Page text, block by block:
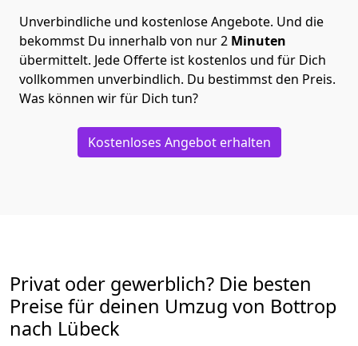
Unverbindliche und kostenlose Angebote. Und die
bekommst Du innerhalb von nur2 Minuten
übermittelt. Jede Offerte ist kostenlos und für Dich
vollkommen unverbindlich. Du bestimmst den Preis.
Was können wir für Dich tun?
Kostenloses Angebot erhalten
Privat oder gewerblich? Die besten
Preise für deinen Umzug von Bottrop
nach Lübeck